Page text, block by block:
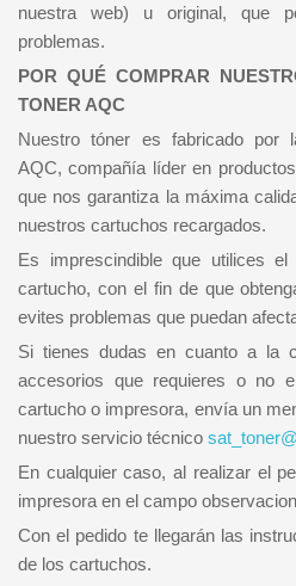
nuestra web) u original, que
problemas.
POR QUÉ COMPRAR
TONER AQC
Nuestro tóner es fabricado por
AQC, compañía líder en
que nos garantiza la máxima
nuestros cartuchos recargados.
Es imprescindible que utilices
cartucho, con el fin de que
evites problemas que puedan
Si tienes dudas en cuanto a la
accesorios que requieres o no
cartucho o impresora, envía un
nuestro servicio técnico
En cualquier caso, al realizar el
impresora en el campo
Con el pedido te llegarán las
de los cartuchos.